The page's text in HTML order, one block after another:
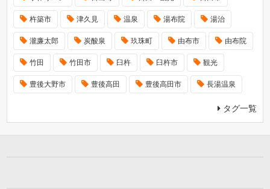
杵築市 津久見 温泉 湯布院 湯治
瀧廉太郎 炭酸泉 玖珠町 由布市 由布院
竹田 竹田市 臼杵 臼杵市 観光
豊後大野市 豊後高田 豊後高田市 長湯温泉
タグ一覧